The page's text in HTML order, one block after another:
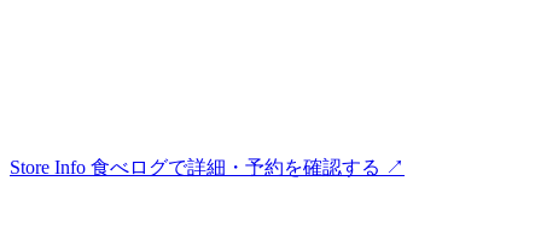
Store Info 食べログで詳細・予約を確認する ↗︎